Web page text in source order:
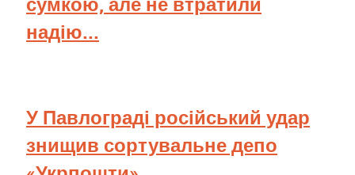
надію...
У Павлограді російський удар
знищив сортувальне депо